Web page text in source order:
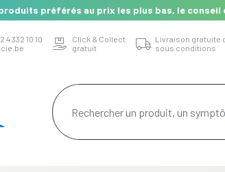
préférés au prix les plus bas, le conseil
332 10 10
Click & Collect
gratuit
Livraison gratuite
sous conditions